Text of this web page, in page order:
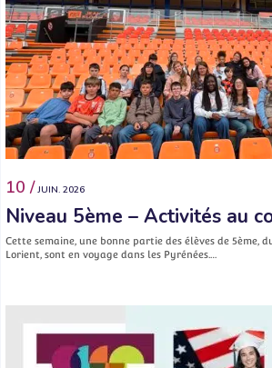
10 / JUIN. 2026
Niveau 5ème – Activités au
Cette semaine, une bonne partie des élèves de 5ème,
Lorient, sont en voyage dans les Pyrénées.…